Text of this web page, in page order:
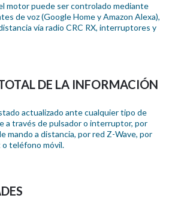
motor puede ser controlado mediante
de voz (Google Home y Amazon Alexa),
vía radio CRC RX, interruptores y
DE LA INFORMACIÓN
actualizado ante cualquier tipo de
a través de pulsador o interruptor, por
mando a distancia, por red Z-Wave, por
teléfono móvil.